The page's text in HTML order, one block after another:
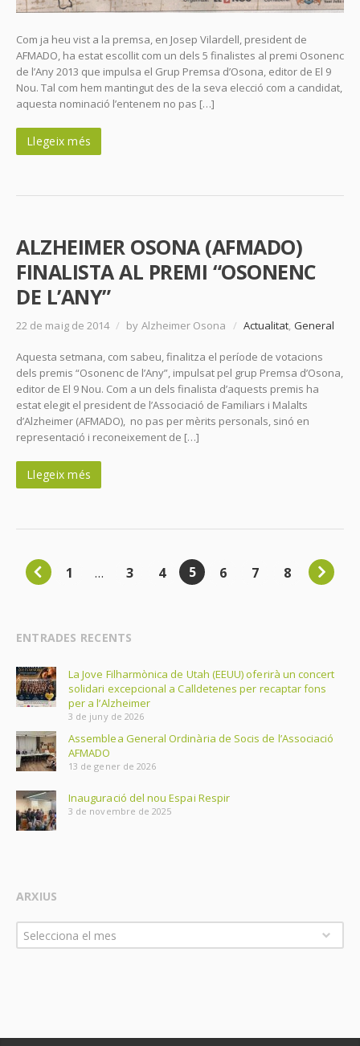
Com ja heu vist a la premsa, en Josep Vilardell, president de
AFMADO, ha estat escollit com un dels 5 finalistes al premi Osonenc
de l’Any 2013 que impulsa el Grup Premsa d’Osona, editor de El 9
Nou. Tal com hem mantingut des de la seva elecció com a candidat,
aquesta nominació l’entenem no pas […]
Llegeix més
ALZHEIMER OSONA (AFMADO)
FINALISTA AL PREMI “OSONENC
DE L’ANY”
22 de maig de 2014 / by Alzheimer Osona / Actualitat, General
Aquesta setmana, com sabeu, finalitza el període de votacions
dels premis “Osonenc de l’Any”, impulsat pel grup Premsa d’Osona,
editor de El 9 Nou. Com a un dels finalista d’aquests premis ha
estat elegit el president de l’Associació de Familiars i Malalts
d’Alzheimer (AFMADO), no pas per mèrits personals, sinó en
representació i reconeixement de […]
Llegeix més
1 … 3 4 5 6 7 8
ENTRADES RECENTS
La Jove Filharmònica de Utah (EEUU) oferirà un concert
solidari excepcional a Calldetenes per recaptar fons
per a l’Alzheimer
3 de juny de 2026
Assemblea General Ordinària de Socis de l’Associació
AFMADO
13 de gener de 2026
Inauguració del nou Espai Respir
3 de novembre de 2025
ARXIUS
Arxius
Selecciona el mes